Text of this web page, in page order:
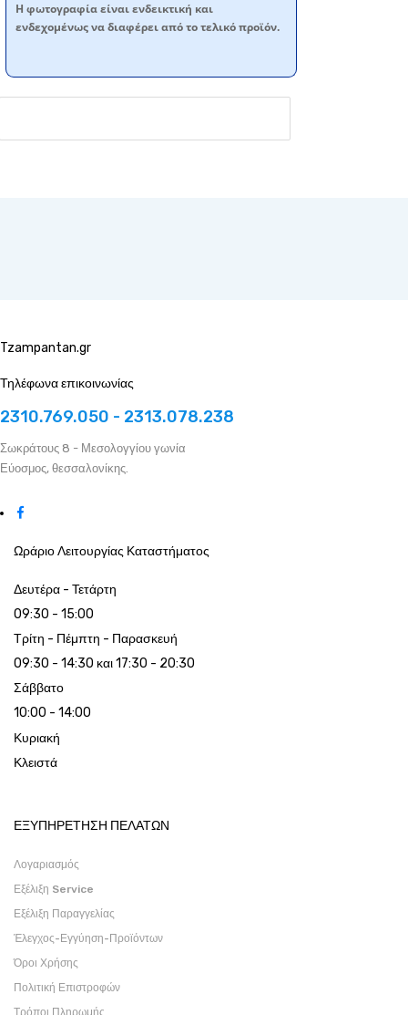
Η φωτογραφία είναι ενδεικτική και
ενδεχομένως να διαφέρει από το τελικό προϊόν.
Tzampantan.gr
Τηλέφωνα επικοινωνίας
2310.769.050 - 2313.078.238
Σωκράτους 8 - Μεσολογγίου γωνία
Εύοσμος, θεσσαλονίκης.
Ωράριο Λειτουργίας Καταστήματος
Δευτέρα - Τετάρτη
09:30 - 15:00
Τρίτη - Πέμπτη - Παρασκευή
09:30 - 14:30 και 17:30 - 20:30
Σάββατο
10:00 - 14:00
Κυριακή
Κλειστά
ΕΞΥΠΗΡΕΤΗΣΗ ΠΕΛΑΤΩΝ
Λογαριασμός
Εξέλιξη Service
Εξέλιξη Παραγγελίας
Έλεγχος-Εγγύηση-Προϊόντων
Όροι Χρήσης
Πολιτική Επιστροφών
Τρόποι Πληρωμής